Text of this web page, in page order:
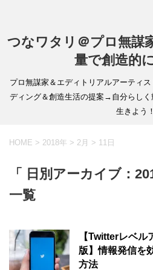
つなワタリ＠プロ無謀
量で創造的
プロ無謀家＆エディトリアルアーティ
ディング＆創造生活の提案→自分らしく
生きよう！
HOME > 2018年 > 2月 > 11日
「 日別アーカイブ：
一覧
【Twitterレベ
版】情報発信を
方法